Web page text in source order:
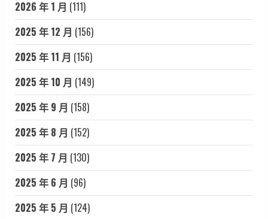
2026 年 1 月 (111)
2025 年 12 月 (156)
2025 年 11 月 (156)
2025 年 10 月 (149)
2025 年 9 月 (158)
2025 年 8 月 (152)
2025 年 7 月 (130)
2025 年 6 月 (96)
2025 年 5 月 (124)